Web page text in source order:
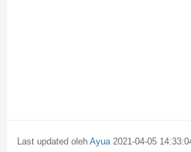
Last updated oleh Ayua 2021-04-05